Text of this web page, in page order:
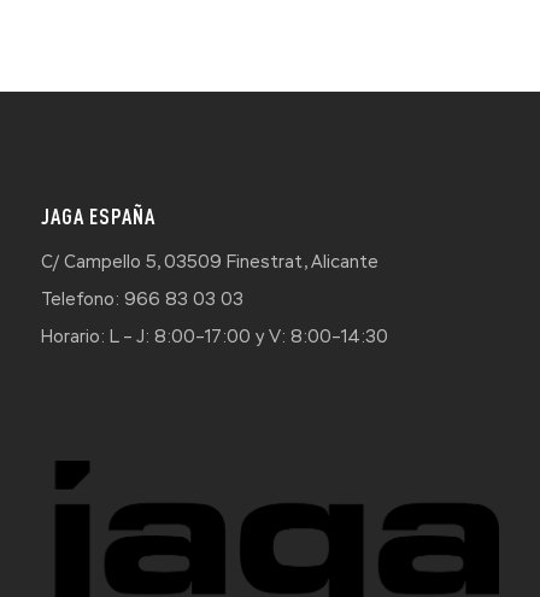
JAGA ESPAÑA
C/ Campello 5, 03509 Finestrat, Alicante
Telefono: 966 83 03 03
Horario: L – J: 8:00–17:00 y V: 8:00–14:30